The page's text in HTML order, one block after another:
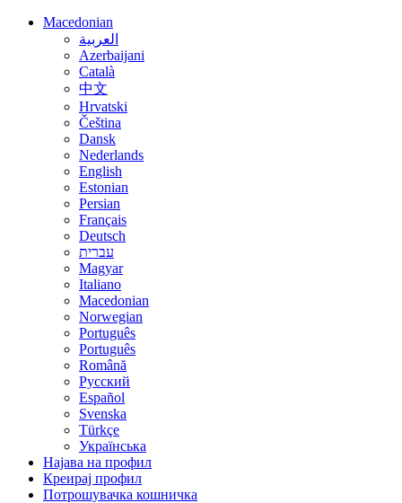
Macedonian
العربية
Azerbaijani
Català
中文
Hrvatski
Čeština
Dansk
Nederlands
English
Estonian
Persian
Français
Deutsch
עברית
Magyar
Italiano
Macedonian
Norwegian
Português
Português
Română
Русский
Español
Svenska
Türkçe
Українська
Најава на профил
Креирај профил
Потрошувачка кошничка